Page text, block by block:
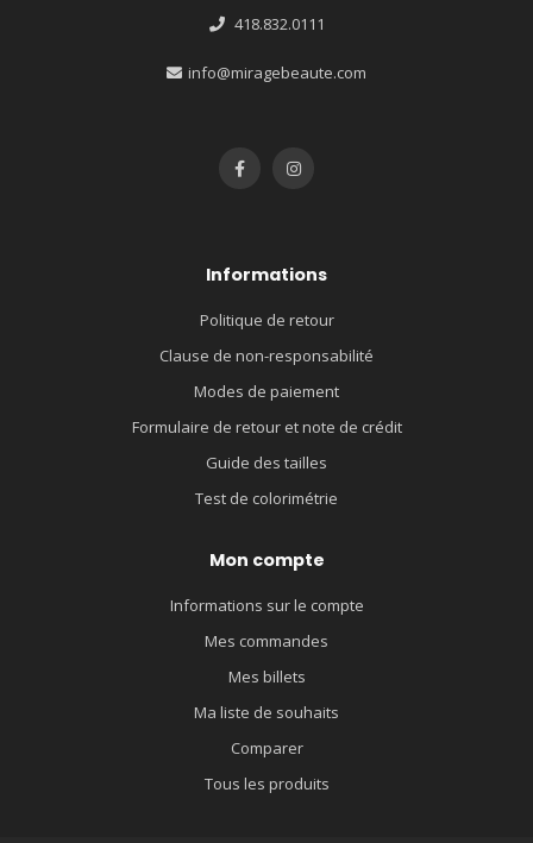
418.832.0111
info@miragebeaute.com
Informations
Politique de retour
Clause de non-responsabilité
Modes de paiement
Formulaire de retour et note de crédit
Guide des tailles
Test de colorimétrie
Mon compte
Informations sur le compte
Mes commandes
Mes billets
Ma liste de souhaits
Comparer
Tous les produits